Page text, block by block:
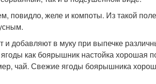
повидло, желе и компоты. Из такой
добавляют в муку при выпечке
как боярышник настойка хорошая
чай. Свежие ягоды боярышника